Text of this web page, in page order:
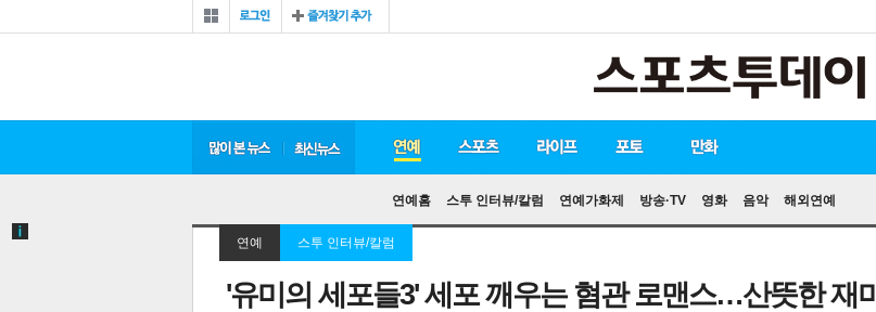
연예홈 스투 인터뷰/칼럼 연예가화제 방송·TV 영화 음악 해외연예
연예 스투 인터뷰/칼럼
'유미의 세포들3' 세포 깨우는 혐관 로맨스…산뜻한 재미